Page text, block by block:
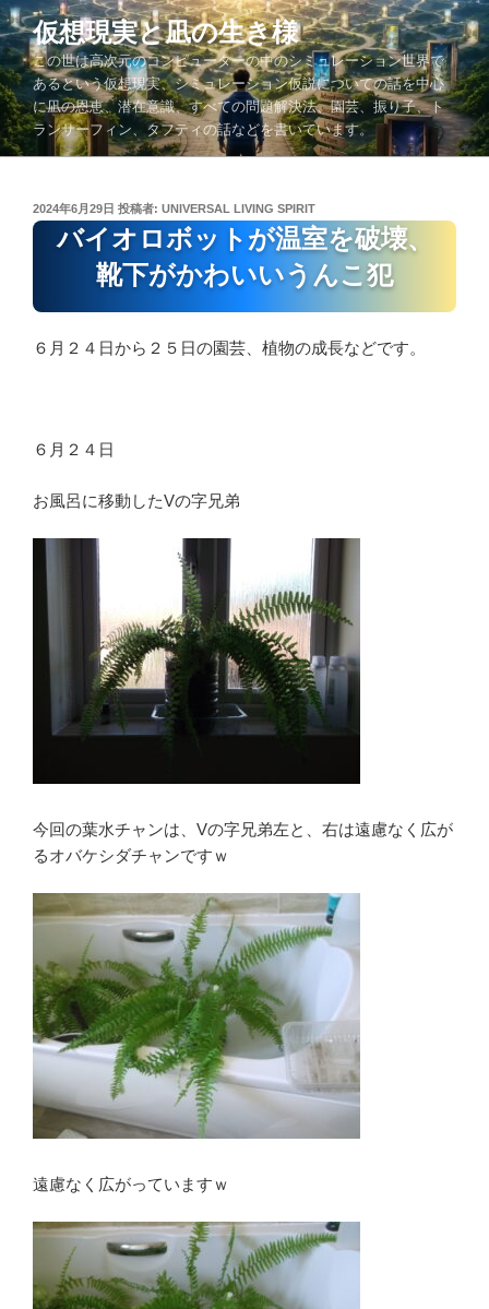
コ
ン
テ
ン
ツ
へ
仮想現実と凪の生き様
この世は高次元のコンピューターの中のシミュレーション世界で
あるという仮想現実、シミュレーション仮説についての話を中心
に凪の恩恵、潜在意識、すべての問題解決法、園芸、振り子、ト
ランサーフィン、タフティの話などを書いています。
投
稿
2024年6月29日 投稿者: UNIVERSAL LIVING SPIRIT
バイオロボットが温室を破壊、
靴下がかわいいうんこ犯
６月２４日から２５日の園芸、植物の成長などです。
６月２４日
お風呂に移動したVの字兄弟
今回の葉水チャンは、Vの字兄弟左と、右は遠慮なく広が
るオバケシダチャンですｗ
遠慮なく広がっていますｗ